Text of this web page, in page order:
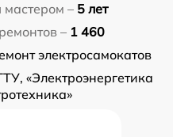
– 5 лет
– 1 460
электросамокатов
«Электроэнергетика